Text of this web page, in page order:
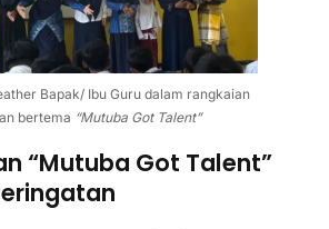
Bapak/ Ibu Guru dalam rangkaian
bertema “Mutuba Got Talent”
“Mutuba Got Talent”